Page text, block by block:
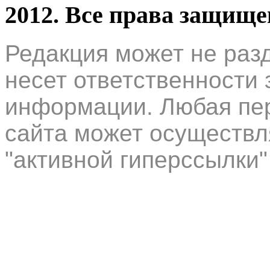
2012. Все права
Редакция может не
несет
информации. Любая
сайта может
"активной